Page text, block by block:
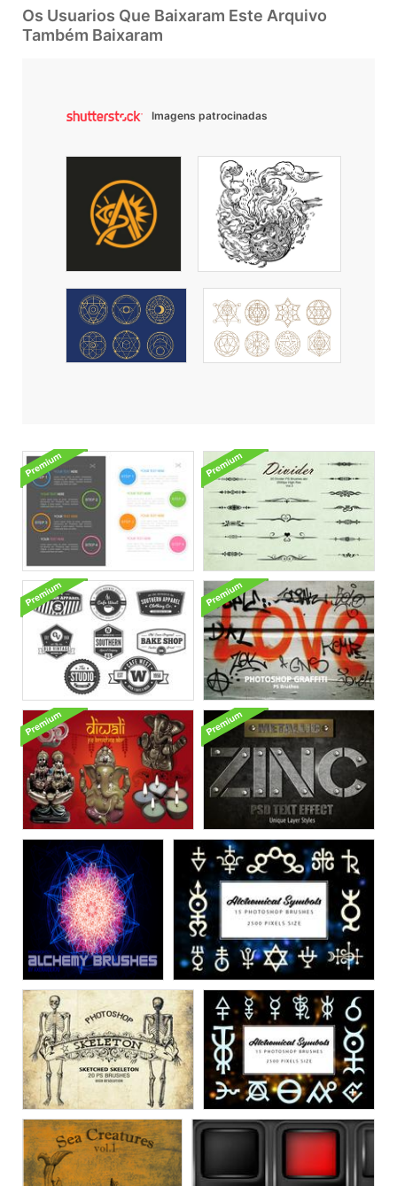
Os Usuarios Que Baixaram Este Arquivo
Também Baixaram
Imagens patrocinadas